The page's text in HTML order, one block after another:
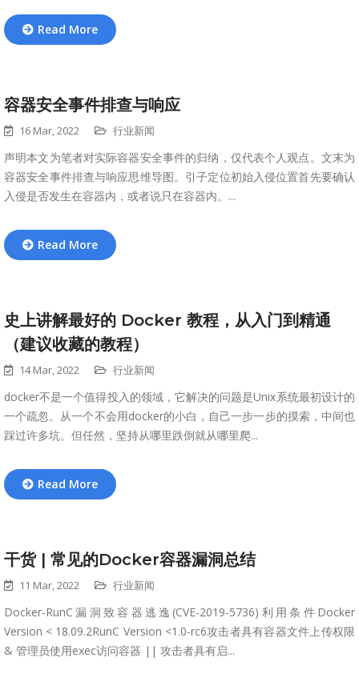
Read More
容器安全事件排查与响应
16 Mar, 2022 行业新闻
声明本文为笔者对实际容器安全事件的归纳，仅代表个人观点。文末为
容器安全事件排查与响应思维导图。引子定位初始入侵位置首先要确认
入侵是否发生在容器内，或者说只在容器内。...
Read More
史上讲解最好的 Docker 教程，从入门到精通
（建议收藏的教程）
14 Mar, 2022 行业新闻
docker不是一个值得投入的领域，它解决的问题是Unix系统最初设计的
一个疏忽。从一个不会用docker的小白，自己一步一步的摸索，中间也
踩过许多坑。但任然，坚持从哪里跌倒就从哪里爬...
Read More
干货 | 常见的Docker容器漏洞总结
11 Mar, 2022 行业新闻
Docker-RunC漏洞致容器逃逸(CVE-2019-5736)利用条件Docker
Version < 18.09.2RunC Version <1.0-rc6攻击者具有容器文件上传权限
& 管理员使用exec访问容器 || 攻击者具有启...